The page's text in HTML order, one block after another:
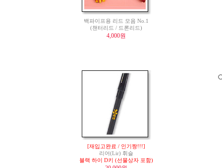
백파이프용 리드 모음 No.1
(챈터리드 / 드론리드)
4,000원
[재입고완료 / 인기짱!!!]
리어(Lir) 휘슬
블랙 하이 D키 (선물상자 포함)